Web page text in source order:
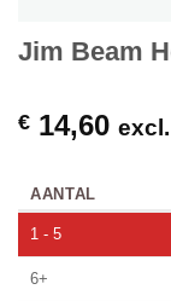
Jim Beam
€ 14,60
AANTAL
1 - 5
6+